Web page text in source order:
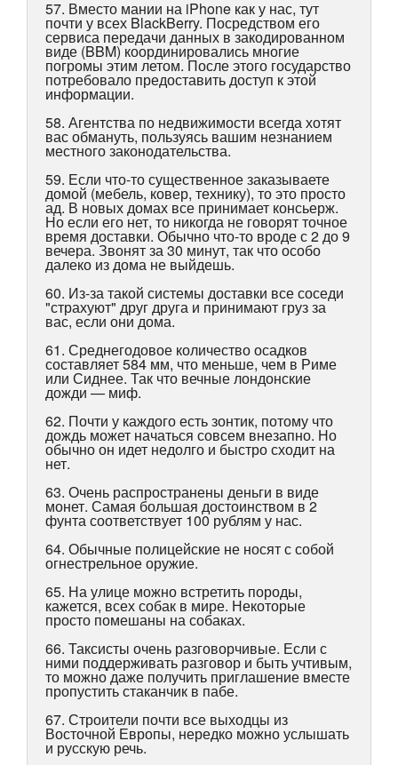
57. Вместо мании на iPhone как у нас, тут
почти у всех BlackBerry. Посредством его
сервиса передачи данных в закодированном
виде (BBM) координировались многие
погромы этим летом. После этого государство
потребовало предоставить доступ к этой
информации.
58. Агентства по недвижимости всегда хотят
вас обмануть, пользуясь вашим незнанием
местного законодательства.
59. Если что-то существенное заказываете
домой (мебель, ковер, технику), то это просто
ад. В новых домах все принимает консьерж.
Но если его нет, то никогда не говорят точное
время доставки. Обычно что-то вроде с 2 до 9
вечера. Звонят за 30 минут, так что особо
далеко из дома не выйдешь.
60. Из-за такой системы доставки все соседи
"страхуют" друг друга и принимают груз за
вас, если они дома.
61. Среднегодовое количество осадков
составляет 584 мм, что меньше, чем в Риме
или Сиднее. Так что вечные лондонские
дожди — миф.
62. Почти у каждого есть зонтик, потому что
дождь может начаться совсем внезапно. Но
обычно он идет недолго и быстро сходит на
нет.
63. Очень распространены деньги в виде
монет. Самая большая достоинством в 2
фунта соответствует 100 рублям у нас.
64. Обычные полицейские не носят с собой
огнестрельное оружие.
65. На улице можно встретить породы,
кажется, всех собак в мире. Некоторые
просто помешаны на собаках.
66. Таксисты очень разговорчивые. Если с
ними поддерживать разговор и быть учтивым,
то можно даже получить приглашение вместе
пропустить стаканчик в пабе.
67. Строители почти все выходцы из
Восточной Европы, нередко можно услышать
и русскую речь.